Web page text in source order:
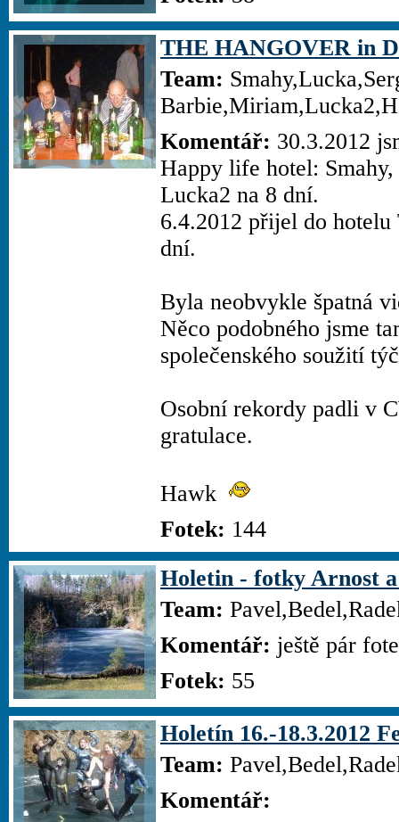
THE HANGOVER in
Team:
Komentář: 30.3.2012
Happy life hotel:
Lucka2 na 8 dní.
6.4.2012 přijel do
dní.
Byla neobvykle špatná
Něco podobného jsme
společenského soužití
Osobní rekordy padli v
gratulace.
Hawk
Fotek: 144
Holetin - fotky Arnost
Team:
Komentář: ještě pár
Fotek: 55
Holetín 16.-18.3.2012
Team:
Komentář: